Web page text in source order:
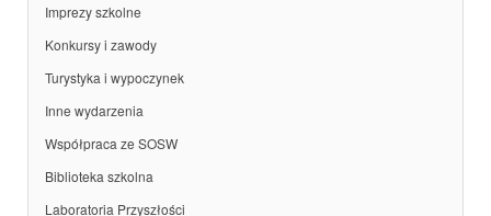
Imprezy szkolne
Konkursy i zawody
Turystyka i wypoczynek
Inne wydarzenia
Współpraca ze SOSW
Biblioteka szkolna
Laboratoria Przyszłości